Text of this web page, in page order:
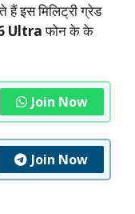
इस मिलिट्री ग्रेड
Ultraफोन के के
Join Now
Join Now